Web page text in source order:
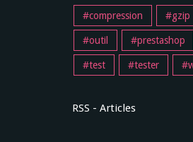
compression gzip
outil prestashop
test tester
RSS - Articles